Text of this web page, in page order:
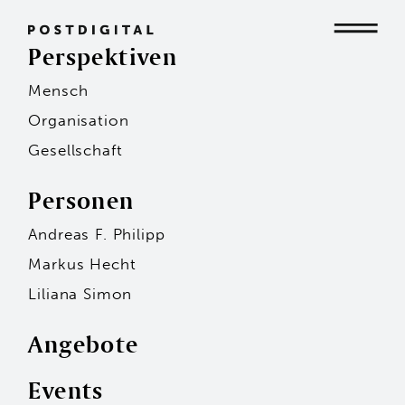
Mensch
Organisation
Gesellschaft
Perspektiven
Mensch
Organisation
Gesellschaft
Personen
Andreas F. Philipp
Markus Hecht
Liliana Simon
Angebote
Events